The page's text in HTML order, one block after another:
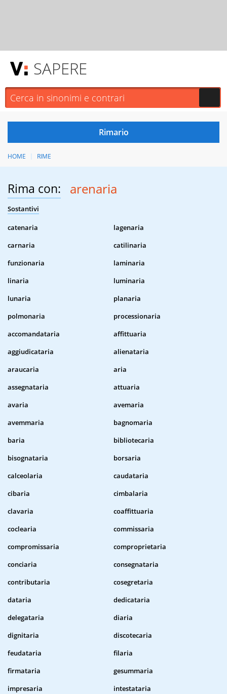
SAPERE
HOME RIME
Rima con: arenaria
Sostantivi
catenaria
lagenaria
carnaria
catilinaria
funzionaria
laminaria
linaria
luminaria
lunaria
planaria
polmonaria
processionaria
accomandataria
affittuaria
aggiudicataria
alienataria
araucaria
aria
assegnataria
attuaria
avaria
avemaria
avemmaria
bagnomaria
baria
bibliotecaria
bisognataria
borsaria
calceolaria
caudataria
cibaria
cimbalaria
clavaria
coaffittuaria
coclearia
commissaria
compromissaria
comproprietaria
conciaria
consegnataria
contributaria
cosegretaria
dataria
dedicataria
delegataria
diaria
dignitaria
discotecaria
feudataria
filaria
firmataria
gesummaria
impresaria
intestataria